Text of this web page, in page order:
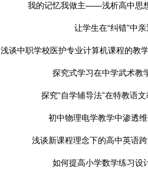
我的记忆我做主——浅析高中思
让学生在“纠错”中亲
浅谈中职学校医护专业计算机课程的教
探究式学习在中学武术教
探究“自学辅导法”在特教语文
初中物理电学教学中渗透维
浅谈新课程理念下的高中英语
如何提高小学数学练习设